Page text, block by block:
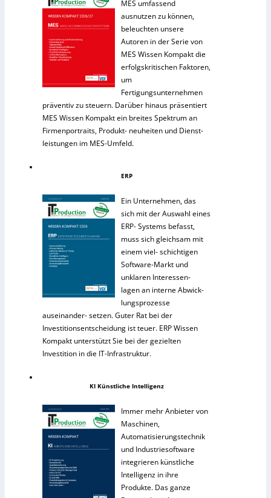
MES umfassend
ausnutzen zu können,
beleuchten unsere
Autoren in der Serie von
MES Wissen Kompakt die
erfolgskritischen Faktoren,
um
Fertigungsunternehmen
präventiv zu steuern. Darüber hinaus präsentiert
MES Wissen Kompakt ein breites Spektrum an
Firmenportraits, Produkt- neuheiten und Dienst-
leistungen im MES-Umfeld.
ERP
Ein Unternehmen, das
sich mit der Auswahl eines
ERP- Systems befasst,
muss sich gleichsam mit
einem viel- schichtigen
Software-Markt und
unklaren Interessen-
lagen an interne Abwick-
lungsprozesse
auseinander- setzen. Guter Rat bei der
Investitionsentscheidung ist teuer. ERP Wissen
Kompakt unterstützt Sie bei der gezielten
Investition in die IT-Infrastruktur.
KI Künstliche Intelligenz
Immer mehr Anbieter von
Maschinen,
Automatisierungstechnik
und Industriesoftware
integrieren künstliche
Intelligenz in ihre
Produkte. Das ganze